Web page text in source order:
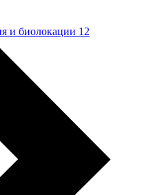
и биолокации 12